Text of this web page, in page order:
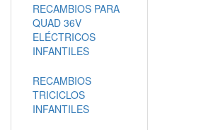
RECAMBIOS PARA
QUAD 36V
ELÉCTRICOS
INFANTILES
RECAMBIOS
TRICICLOS
INFANTILES